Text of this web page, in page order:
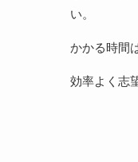
い。
かかる時間
効率よく志